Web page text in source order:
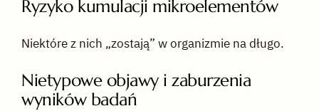
Ryzyko kumulacji mikroelementów
Niektóre z nich „zostają” w organizmie na długo.
Nietypowe objawy i zaburzenia
wyników badań